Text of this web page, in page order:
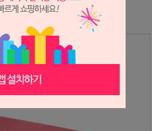
독해주세요 ※
따라 가격이 달라질 수 있으니
주문 바랍니다.